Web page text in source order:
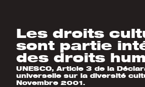
Les droits
sont partie
des droits
UNESCO, Article 3 de la
universelle sur la diversité
Novembre 2001.